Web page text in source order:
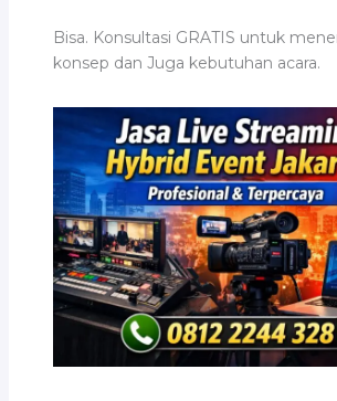
Bisa. Konsultasi GRATIS untuk
konsep dan Juga kebutuhan acara.